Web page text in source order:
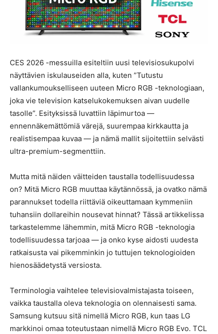
CES 2026 -messuilla esiteltiin uusi televisiosukupolvi
näyttävien iskulauseiden alla, kuten ”Tutustu
vallankumoukselliseen uuteen Micro RGB -teknologiaan,
joka vie television katselukokemuksen aivan uudelle
tasolle”. Esityksissä luvattiin läpimurtoa —
ennennäkemättömiä värejä, suurempaa kirkkautta ja
realistisempaa kuvaa — ja nämä mallit sijoitettiin selvästi
ultra-premium-segmenttiin.
Mutta mitä näiden väitteiden taustalla todellisuudessa
on? Mitä Micro RGB muuttaa käytännössä, ja ovatko nämä
parannukset todella riittäviä oikeuttamaan kymmeniin
tuhansiin dollareihin nousevat hinnat? Tässä artikkelissa
tarkastelemme lähemmin, mitä Micro RGB -teknologia
todellisuudessa tarjoaa — ja onko kyse aidosti uudesta
ratkaisusta vai pikemminkin jo tuttujen teknologioiden
hienosäädetystä versiosta.
Terminologia vaihtelee televisiovalmistajasta toiseen,
vaikka taustalla oleva teknologia on olennaisesti sama.
Samsung kutsuu sitä nimellä Micro RGB, kun taas LG
markkinoi omaa toteutustaan nimellä Micro RGB Evo. TCL